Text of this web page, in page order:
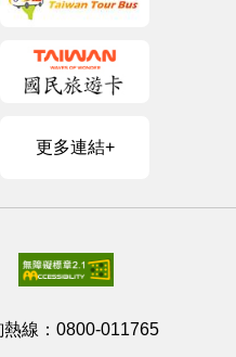
更多連結+
線： 0800-011765